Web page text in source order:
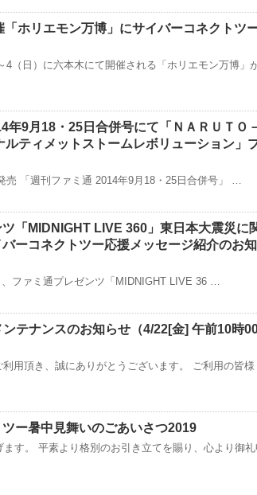
「ホリエモン万博」にサイバーコネクトツ
4（日）に六本木にて開催される「ホリエモン万博」
年9月18・25日合併号にて「ＮＡＲＵＴＯ
ティメットストームレボリューション」
売 「週刊ファミ通 2014年9月18・25日合併号」 …
「MIDNIGHT LIVE 360」東日本大震災に
ーコネクトツー応援メッセージ紹介のお
ファミ通プレゼンツ「MIDNIGHT LIVE 36 …
ンテナンスのお知らせ（4/22[金] 午前10時
用頂き、誠にありがとうございます。 ご利用の皆様
ー暑中見舞いのごあいさつ2019
す。 平素より格別のお引き立てを賜り、心より御礼